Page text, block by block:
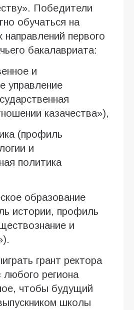
Победители
обучаться на
первого
бакалавриата:
и
управление
казачества»),
(профиль
и
политика
образование
истории, профиль
и
грант ректора
любого региона
чтобы будущий
школы